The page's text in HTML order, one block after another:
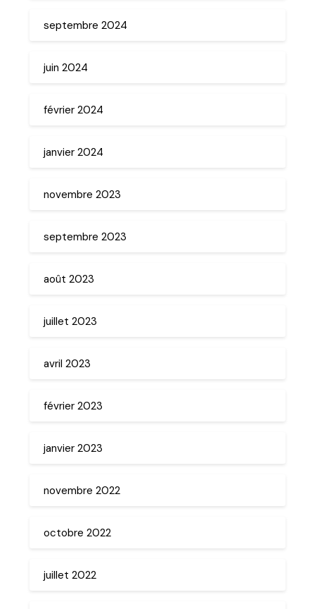
septembre 2024
juin 2024
février 2024
janvier 2024
novembre 2023
septembre 2023
août 2023
juillet 2023
avril 2023
février 2023
janvier 2023
novembre 2022
octobre 2022
juillet 2022